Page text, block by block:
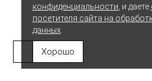
конфиденциальности , и даете
посетителя сайта на
данных
Хорошо
« Назад